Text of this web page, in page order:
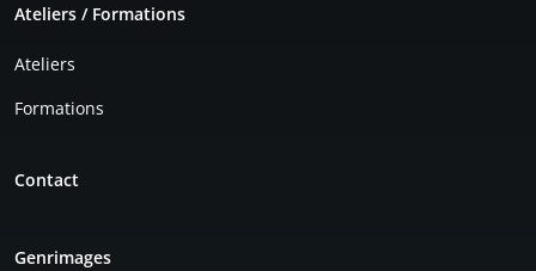
Ateliers / Formations
Ateliers
Formations
Contact
Genrimages